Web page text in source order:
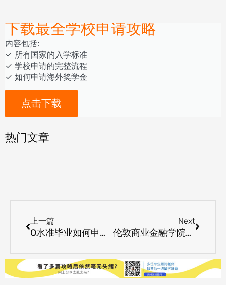
下载最全学校申请攻略
内容包括:
‎‏‏‎‎‏‏‎‎‏✓ ‎所有国家的入学标准
✓ 学校申请的完整流程
✓ 如何申请海外奖学金
点击下载
热门文章
上一篇
O水准毕业如何申请留学预科
Next
伦敦商业金融学院新加坡校区留学条件